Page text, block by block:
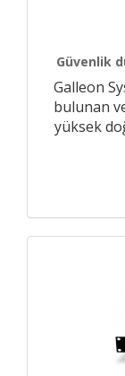
Güvenlik
Galleon
bulunan
yüksek